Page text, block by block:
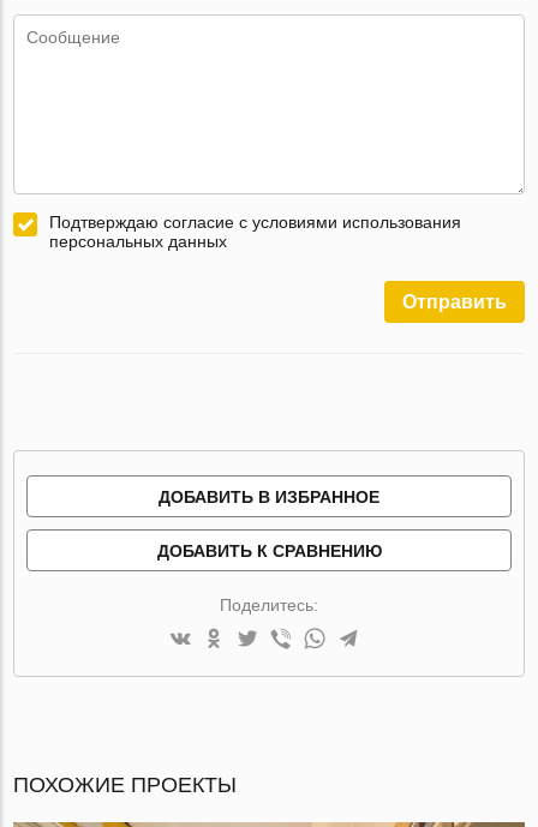
Подтверждаю согласие с условиями использования
персональных данных
Отправить
ДОБАВИТЬ В ИЗБРАННОЕ
ДОБАВИТЬ К СРАВНЕНИЮ
Поделитесь:
ПОХОЖИЕ ПРОЕКТЫ